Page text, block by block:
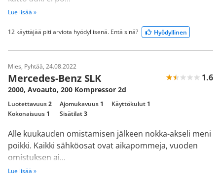
Lue lisää »
12 käyttäjää piti arviota hyödyllisenä. Entä sinä? Hyödyllinen
Mies, Pyhtää, 24.08.2022
Mercedes-Benz SLK 1.6
2000, Avoauto, 200 Kompressor 2d
Luotettavuus2 Ajomukavuus 1 Käyttökulut 1
Kokonaisuus 1 Sisätilat3
Alle kuukauden omistamisen jälkeen nokka-akseli meni
poikki. Kaikki sähköosat ovat aikapommeja, vuoden
omistuksen ai...
Lue lisää »